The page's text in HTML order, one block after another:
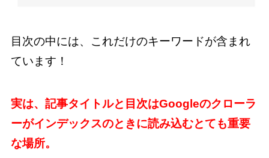
目次の中には、これだけのキーワードが含まれ
ています！
実は、記事タイトルと目次はGoogleのクローラ
ーがインデックスのときに読み込むとても重要
な場所。